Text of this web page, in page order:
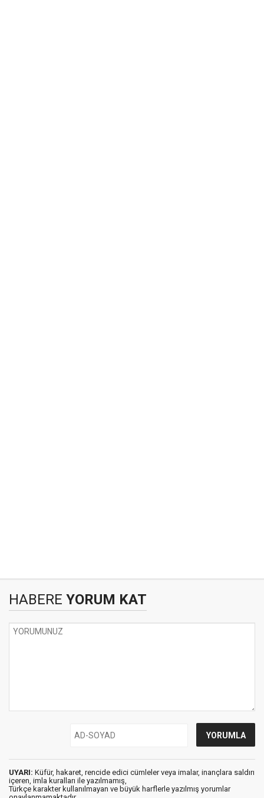
HABERE YORUM KAT
UYARI: Küfür, hakaret, rencide edici cümleler veya imalar, inançlara saldırı
içeren, imla kuralları ile yazılmamış,
Türkçe karakter kullanılmayan ve büyük harflerle yazılmış yorumlar